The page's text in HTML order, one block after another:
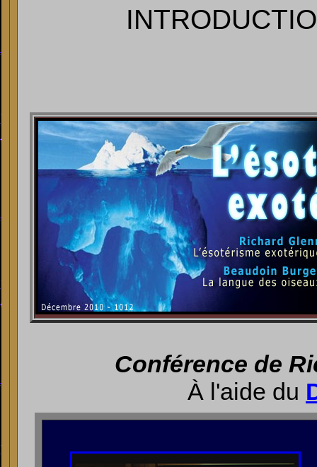
Conférence de
À l'aide du